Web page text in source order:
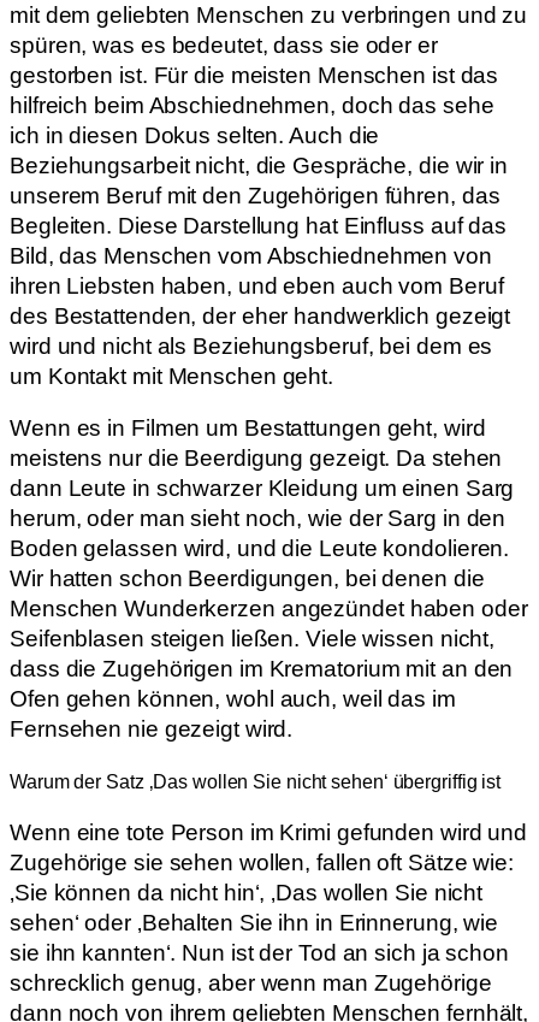
mit dem geliebten Menschen zu verbringen und zu
spüren, was es bedeutet, dass sie oder er
gestorben ist. Für die meisten Menschen ist das
hilfreich beim Abschiednehmen, doch das sehe
ich in diesen Dokus selten. Auch die
Beziehungsarbeit nicht, die Gespräche, die wir in
unserem Beruf mit den Zugehörigen führen, das
Begleiten. Diese Darstellung hat Einfluss auf das
Bild, das Menschen vom Abschiednehmen von
ihren Liebsten haben, und eben auch vom Beruf
des Bestattenden, der eher handwerklich gezeigt
wird und nicht als Beziehungsberuf, bei dem es
um Kontakt mit Menschen geht.
Wenn es in Filmen um Bestattungen geht, wird
meistens nur die Beerdigung gezeigt. Da stehen
dann Leute in schwarzer Kleidung um einen Sarg
herum, oder man sieht noch, wie der Sarg in den
Boden gelassen wird, und die Leute kondolieren.
Wir hatten schon Beerdigungen, bei denen die
Menschen Wunderkerzen angezündet haben oder
Seifenblasen steigen ließen. Viele wissen nicht,
dass die Zugehörigen im Krematorium mit an den
Ofen gehen können, wohl auch, weil das im
Fernsehen nie gezeigt wird.
Warum der Satz ‚Das wollen Sie nicht sehen‘ übergriffig ist
Wenn eine tote Person im Krimi gefunden wird und
Zugehörige sie sehen wollen, fallen oft Sätze wie:
‚Sie können da nicht hin‘, ‚Das wollen Sie nicht
sehen‘ oder ‚Behalten Sie ihn in Erinnerung, wie
sie ihn kannten‘. Nun ist der Tod an sich ja schon
schrecklich genug, aber wenn man Zugehörige
dann noch von ihrem geliebten Menschen fernhält,